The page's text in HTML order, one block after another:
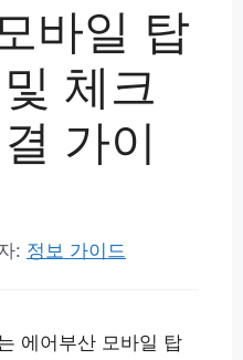
바일 탑
체크
가이
: 정보 가이드
에어부산 모바일 탑